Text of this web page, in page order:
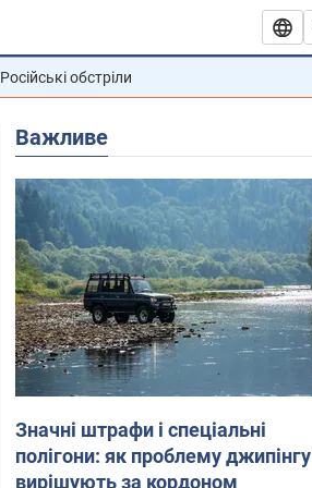
Російські обстріли
Важливе
Значні штрафи і спеціальні
полігони: як проблему джипінгу
вирішують за кордоном